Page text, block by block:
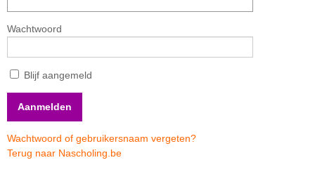
Wachtwoord
Blijf aangemeld
Wachtwoord of gebruikersnaam vergeten?
Terug naar Nascholing.be